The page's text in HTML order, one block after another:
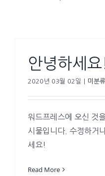
안녕하세요
2020년 03월 02일 미분류
워드프레스에 오신 것
시물입니다. 수정하거
세요!
Read More